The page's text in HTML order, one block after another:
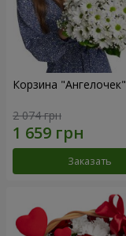
Корзина "Ангелочек"
2 074 грн
Заказать